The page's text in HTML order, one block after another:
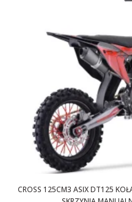
CROSS 125CM3 ASIX DT125